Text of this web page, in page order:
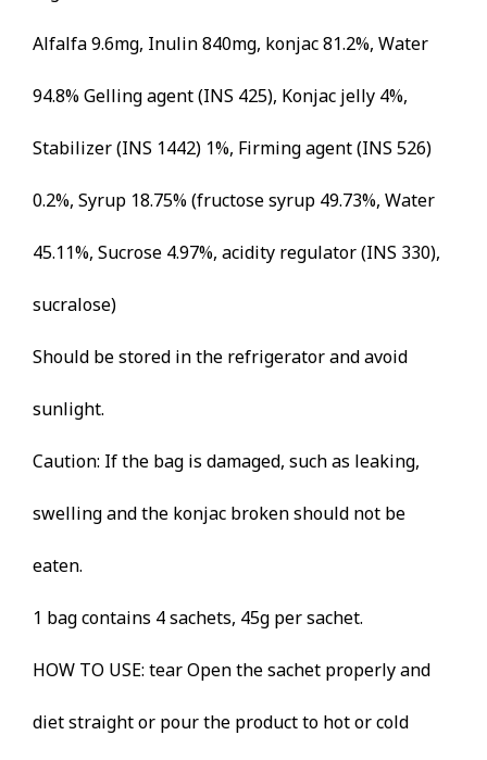
Alfalfa 9.6mg, Inulin 840mg, konjac 81.2%, Water
94.8% Gelling agent (INS 425), Konjac jelly 4%,
Stabilizer (INS 1442) 1%, Firming agent (INS 526)
0.2%, Syrup 18.75% (fructose syrup 49.73%, Water
45.11%, Sucrose 4.97%, acidity regulator (INS 330),
sucralose)
Should be stored in the refrigerator and avoid
sunlight.
Caution: If the bag is damaged, such as leaking,
swelling and the konjac broken should not be
eaten.
1 bag contains 4 sachets, 45g per sachet.
HOW TO USE: tear Open the sachet properly and
diet straight or pour the product to hot or cold